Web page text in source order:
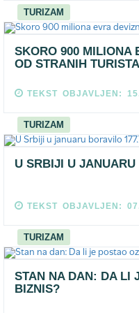
TURIZAM
SKORO 900 MILIONA
OD STRANIH TURISTA
TEKST OBJAVLJEN:
TURIZAM
U SRBIJI U
TEKST OBJAVLJEN:
TURIZAM
STAN NA DAN: DA LI
BIZNIS?